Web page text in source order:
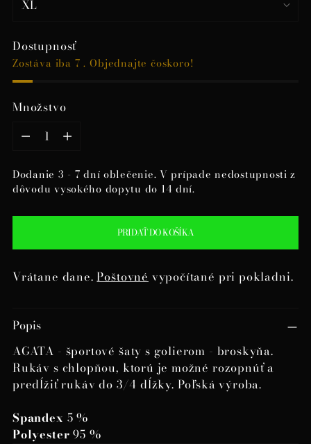
Dostupnosť
Zostáva iba 7 . Objednajte čoskoro!
Množstvo
Množstvo
Dodanie 3 - 7 dní oblečenie. V prípade nedostupnosti z
dôvodu vysokého dopytu do 14 dní.
PRIDAŤ DO KOŠÍKA
Vrátane dane.Poštovnévypočítané pri pokladni.
produktu
do
košíka
Popis
AGATA - športové šaty s golierom - broskyňa.
Rukáv s chlopňou, ktorú je možné rozopnúť a
predĺžiť rukáv do 3/4 dĺžky. Poľská výroba.
Spandex 5 %
Polyester 95 %